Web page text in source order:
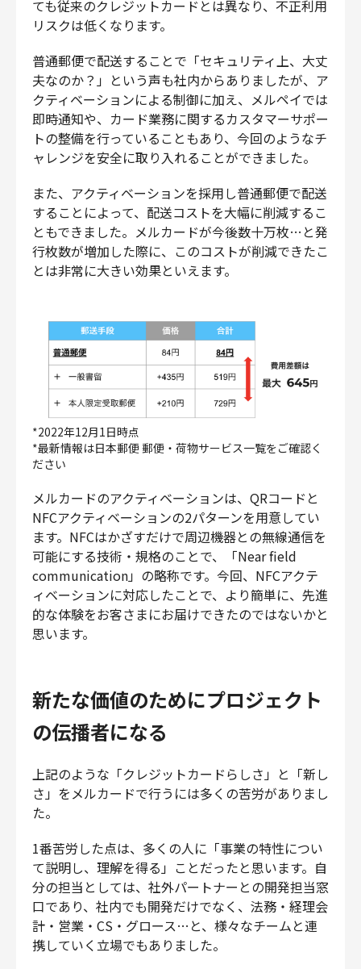
ても従来のクレジットカードとは異なり、不正利用
リスクは低くなります。
普通郵便で配送することで「セキュリティ上、大丈
夫なのか？」という声も社内からありましたが、ア
クティベーションによる制御に加え、メルペイでは
即時通知や、カード業務に関するカスタマーサポー
トの整備を行っていることもあり、今回のようなチ
ャレンジを安全に取り入れることができました。
また、アクティベーションを採用し普通郵便で配送
することによって、配送コストを大幅に削減するこ
ともできました。メルカードが今後数十万枚…と発
行枚数が増加した際に、このコストが削減できたこ
とは非常に大きい効果といえます。
*2022年12月1日時点
*最新情報は日本郵便 郵便・荷物サービス一覧をご確認く
ださい
メルカードのアクティベーションは、QRコードと
NFCアクティベーションの2パターンを用意してい
ます。NFCはかざすだけで周辺機器との無線通信を
可能にする技術・規格のことで、「Near field
communication」の略称です。今回、NFCアクテ
ィベーションに対応したことで、より簡単に、先進
的な体験をお客さまにお届けできたのではないかと
思います。
新たな価値のためにプロジェクト
の伝播者になる
上記のような「クレジットカードらしさ」と「新し
さ」をメルカードで行うには多くの苦労がありまし
た。
1番苦労した点は、多くの人に「事業の特性につい
て説明し、理解を得る」ことだったと思います。自
分の担当としては、社外パートナーとの開発担当窓
口であり、社内でも開発だけでなく、法務・経理会
計・営業・CS・グロース…と、様々なチームと連
携していく立場でもありました。